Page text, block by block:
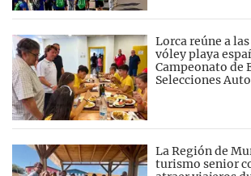
Lorca reúne a
vóley playa
Campeonato de
Selecciones
La Región de
turismo senior